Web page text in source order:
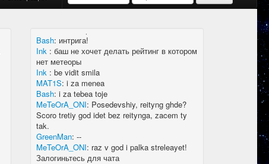
Ink:на 20 лей игратор
Bash: интрига!
Ink :баш не хочет делать рейтинг в котором
нет метеоры
Ink :be vidit smila
MAT1S:i za menea
Bash:i za tebea toje
MeTeOrA_ONI: Posedevshiy, reityng ghde?
Scoro tretiy god idet bez reitynga, zacem ty
tak.
GreenMan:--
MeTeOrA_ONI: raz v god i palka streleayet!
Залогиньтесь для чата